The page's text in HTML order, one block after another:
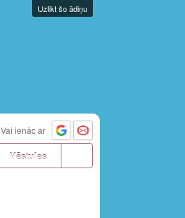
Uzlikt šo ādiņu
Vai ienāc ar
Vēstules